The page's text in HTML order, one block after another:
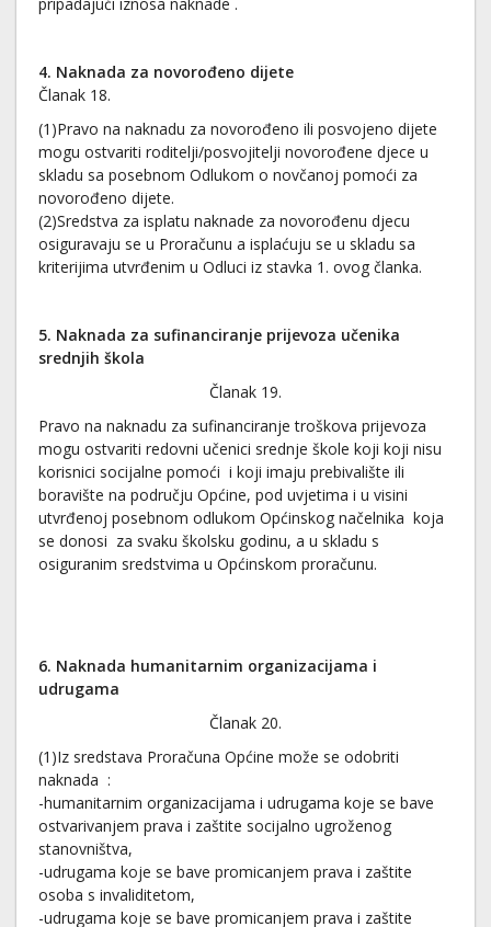
4. Naknada za novorođeno dijete
Članak 18.
(1)Pravo na naknadu za novorođeno ili posvojeno dijete
mogu ostvariti roditelji/posvojitelji novorođene djece u
skladu sa posebnom Odlukom o novčanoj pomoći za
novorođeno dijete.
(2)Sredstva za isplatu naknade za novorođenu djecu
osiguravaju se u Proračunu a isplaćuju se u skladu sa
kriterijima utvrđenim u Odluci iz stavka 1. ovog članka.
5. Naknada za sufinanciranje prijevoza učenika
srednjih škola
Članak 19.
Pravo na naknadu za sufinanciranje troškova prijevoza
mogu ostvariti redovni učenici srednje škole koji koji nisu
korisnici socijalne pomoći i koji imaju prebivalište ili
boravište na području Općine, pod uvjetima i u visini
utvrđenoj posebnom odlukom Općinskog načelnika koja
se donosi za svaku školsku godinu, a u skladu s
osiguranim sredstvima u Općinskom proračunu.
6. Naknada humanitarnim organizacijama i
udrugama
Članak 20.
(1)Iz sredstava Proračuna Općine može se odobriti
naknada :
-humanitarnim organizacijama i udrugama koje se bave
ostvarivanjem prava i zaštite socijalno ugroženog
stanovništva,
-udrugama koje se bave promicanjem prava i zaštite
osoba s invaliditetom,
-udrugama koje se bave promicanjem prava i zaštite